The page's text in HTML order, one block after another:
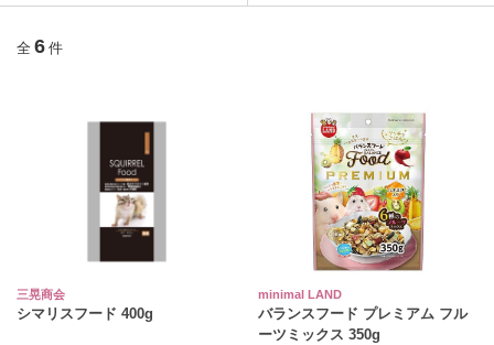
全 6 件
三晃商会
シマリスフード 400g
minimal LAND
バランスフード プレミアム フル
ーツミックス 350g